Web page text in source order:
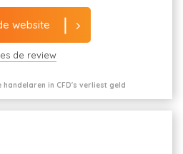
website
de review
handelaren in CFD's verliest geld